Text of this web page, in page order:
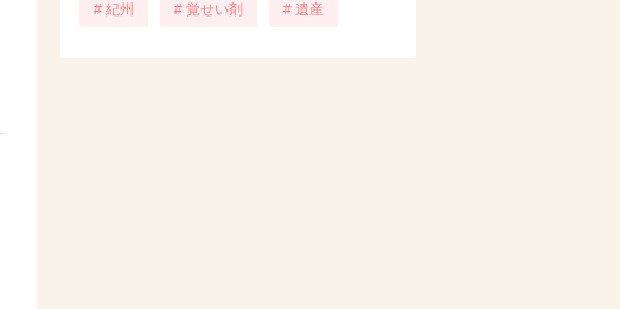
# 紀州 # 覚せい剤 # 遺産